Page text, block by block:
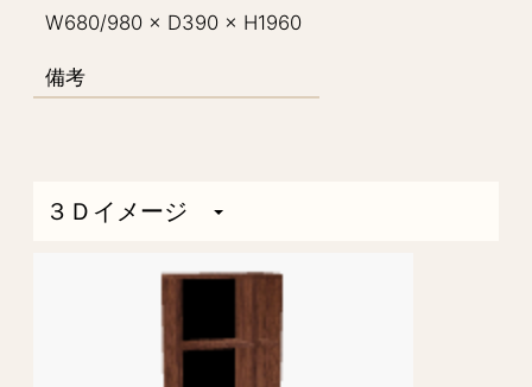
W680/980 × D390 × H1960
備考
３Ｄイメージ